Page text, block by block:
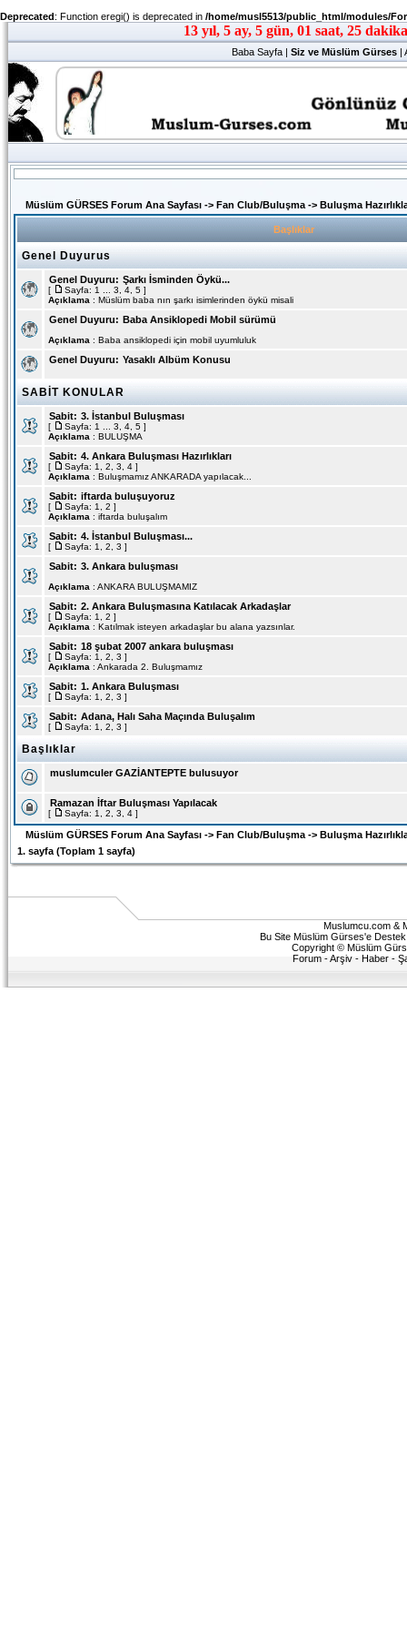
Deprecated: Function eregi() is deprecated in /home/musl5513/public_html/modules/
Baba Sayfa |Siz ve Müslüm Gürses |
Müslüm GÜRSES Forum Ana Sayfası -> Fan Club/Buluşma -> Buluşma
Başlıklar
Genel Duyurus
Genel Duyuru: Şarkı İsminden Öykü...
[ Sayfa: 1 3 4 5 ]
Açıklama : Müslüm baba nın şarkı isimlerinden öykü misali
Genel Duyuru: Baba Ansiklopedi Mobil sürümü
Açıklama : Baba ansiklopedi için mobil uyumluluk
Genel Duyuru: Yasaklı Albüm Konusu
SABİT KONULAR
Sabit: 3. İstanbul Buluşması
[ Sayfa: 1 3 4 5 ]
Açıklama : BULUŞMA
Sabit: 4. Ankara Buluşması Hazırlıkları
[ Sayfa: 1 2 3 4 ]
Açıklama : Buluşmamız ANKARADA yapılacak...
Sabit: iftarda buluşuyoruz
[ Sayfa: 1 2 ]
Açıklama : iftarda buluşalım
Sabit: 4. İstanbul Buluşması...
[ Sayfa: 1 2 3 ]
Sabit: 3. Ankara buluşması
Açıklama : ANKARA BULUŞMAMIZ
Sabit: 2. Ankara Buluşmasına Katılacak Arkadaşlar
[ Sayfa: 1 2 ]
Açıklama : Katılmak isteyen arkadaşlar bu alana yazsınlar.
Sabit: 18 şubat 2007 ankara buluşması
[ Sayfa: 1 2 3 ]
Açıklama : Ankarada 2. Buluşmamız
Sabit: 1. Ankara Buluşması
[ Sayfa: 1 2 3 ]
Sabit: Adana, Halı Saha Maçında Buluşalım
[ Sayfa: 1 2 3 ]
Başlıklar
muslumculer GAZİANTEPTE bulusuyor
Ramazan İftar Buluşması Yapılacak
[ Sayfa: 1 2 3 4 ]
Müslüm GÜRSES Forum Ana Sayfası -> Fan Club/Buluşma -> Buluşma
1. sayfa (Toplam 1 sayfa)
Muslumcu.com &
Bu Site Müslüm Gürses'e Destek
Copyright © Müslüm
Forum -Arşiv -Haber -